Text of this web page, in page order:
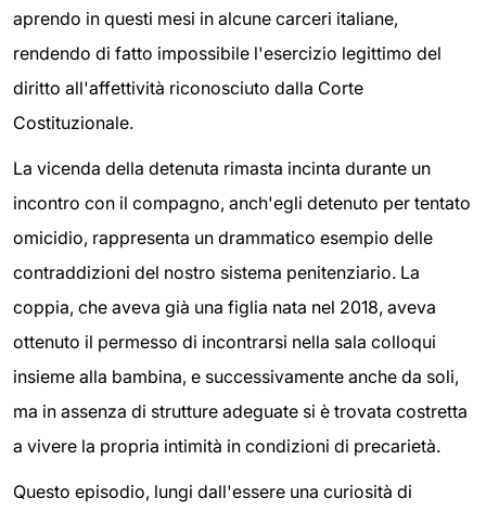
aprendo in questi mesi in alcune carceri italiane,
rendendo di fatto impossibile l'esercizio legittimo del
diritto all'affettività riconosciuto dalla Corte
Costituzionale.
La vicenda della detenuta rimasta incinta durante un
incontro con il compagno, anch'egli detenuto per tentato
omicidio, rappresenta un drammatico esempio delle
contraddizioni del nostro sistema penitenziario. La
coppia, che aveva già una figlia nata nel 2018, aveva
ottenuto il permesso di incontrarsi nella sala colloqui
insieme alla bambina, e successivamente anche da soli,
ma in assenza di strutture adeguate si è trovata costretta
a vivere la propria intimità in condizioni di precarietà.
Questo episodio, lungi dall'essere una curiosità di